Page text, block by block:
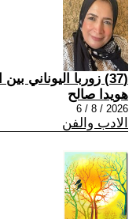
(37) زوربا اليوناني بين الرواية والسينما
هويدا صالح
2026 / 8 / 6
الادب والفن